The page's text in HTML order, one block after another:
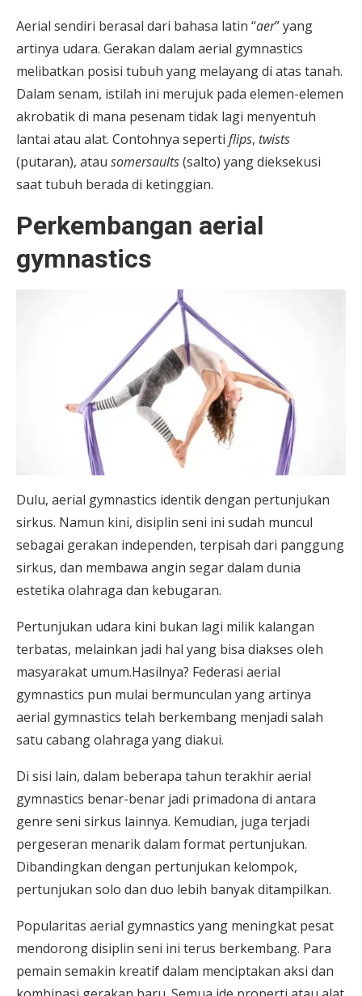
Aerial sendiri berasal dari bahasa latin “aer” yang
artinya udara. Gerakan dalam aerial gymnastics
melibatkan posisi tubuh yang melayang di atas tanah.
Dalam senam, istilah ini merujuk pada elemen-elemen
akrobatik di mana pesenam tidak lagi menyentuh
lantai atau alat. Contohnya seperti flips, twists
(putaran), atau somersaults(salto) yang dieksekusi
saat tubuh berada di ketinggian.
Perkembangan aerial
gymnastics
Dulu, aerial gymnastics identik dengan pertunjukan
sirkus. Namun kini, disiplin seni ini sudah muncul
sebagai gerakan independen, terpisah dari panggung
sirkus, dan membawa angin segar dalam dunia
estetika olahraga dan kebugaran.
Pertunjukan udara kini bukan lagi milik kalangan
terbatas, melainkan jadi hal yang bisa diakses oleh
masyarakat umum.Hasilnya? Federasi aerial
gymnastics pun mulai bermunculan yang artinya
aerial gymnastics telah berkembang menjadi salah
satu cabang olahraga yang diakui.
Di sisi lain, dalam beberapa tahun terakhir aerial
gymnastics benar-benar jadi primadona di antara
genre seni sirkus lainnya. Kemudian, juga terjadi
pergeseran menarik dalam format pertunjukan.
Dibandingkan dengan pertunjukan kelompok,
pertunjukan solo dan duo lebih banyak ditampilkan.
Popularitas aerial gymnastics yang meningkat pesat
mendorong disiplin seni ini terus berkembang. Para
pemain semakin kreatif dalam menciptakan aksi dan